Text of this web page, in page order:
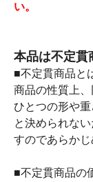
い。
本品は不定貫
■不定貫商品と
商品の性質上
ひとつの形や
と決められな
すのであらかじ
■不定貫商品の